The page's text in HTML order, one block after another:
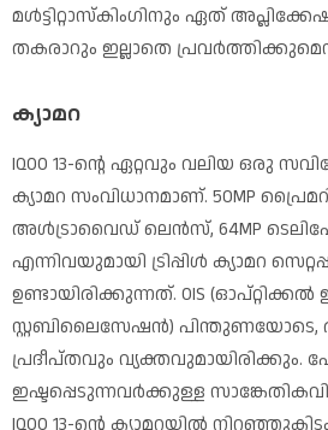
മൾട്ടിറ്റാസ്കിംഗിനും ഏത്
തകരാറും ഇല്ലാതെ
ക്യാമറ
IQOO 13-ന്റെ ഏറ്റവും വലിയ ഒരു
ക്യാമറ സംവിധാനമാണ്. 50MP
അൾട്രാവൈഡ് ലെൻസ്, 64MP
എന്നിവയുമായി ട്രിപ്പിൾ ക്യാമറ
ഉണ്ടായിരിക്കുന്നത്. OIS (ഓപ്റ്റിക്കൽ
സ്റ്റബിലൈസേഷൻ) പിന്തുണയോടെ,
പ്രദീപ്തവും വ്യക്തവുമായിരിക്കും.
ഇഷ്ടപ്പെടുന്നവർക്കുള്ള
IQOO 13-ന്റെ ക്യാമറയിൽ